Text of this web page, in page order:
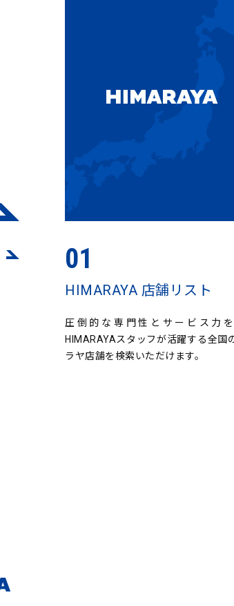
01
HIMARAYA 店舗リスト
圧倒的な専門性とサービス力
HIMARAYAスタッフが活躍する全国
ラヤ店舗を検索いただけます。